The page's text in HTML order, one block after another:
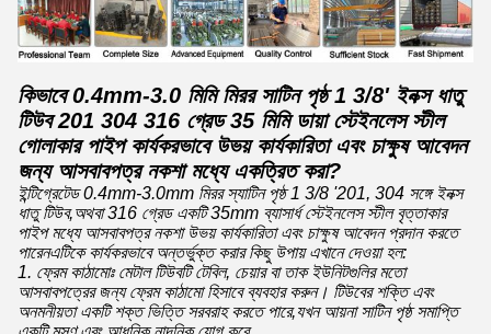
কিভাবে 0.4mm-3.0 মিমি মিরর সাটিন পৃষ্ঠ 1 3/8' ইনক্স ধাতু
টিউব 201 304 316 গ্রেড 35 মিমি ডায়া স্টেইনলেস স্টীল
গোলাকার পাইপ কার্যকরভাবে উভয় কার্যকারিতা এবং চাক্ষুষ আবেদন
জন্য আসবাবপত্র নকশা মধ্যে একত্রিত করা?
ইন্টিগ্রেটেড 0.4mm-3.0mm মিরর স্যাটিন পৃষ্ঠ 1 3/8 '201, 304 সঙ্গে ইনক্স
ধাতু টিউব,অথবা 316 গ্রেড একটি 35mm ব্যাসার্ধ স্টেইনলেস স্টীল বৃত্তাকার
পাইপ মধ্যে আসবাবপত্র নকশা উভয় কার্যকারিতা এবং চাক্ষুষ আবেদন প্রদান করতে
পারেনএটিকে কার্যকরভাবে অন্তর্ভুক্ত করার কিছু উপায় এখানে দেওয়া হল:
1. ফ্রেম কাঠামোঃ মেটাল টিউবটি টেবিল, চেয়ার বা তাক ইউনিটগুলির মতো
আসবাবপত্রের জন্য ফ্রেম কাঠামো হিসাবে ব্যবহার করুন। টিউবের শক্তি এবং
অনমনীয়তা একটি শক্ত ভিত্তি সরবরাহ করতে পারে,যখন আয়না সাটিন পৃষ্ঠ সমাপ্তি